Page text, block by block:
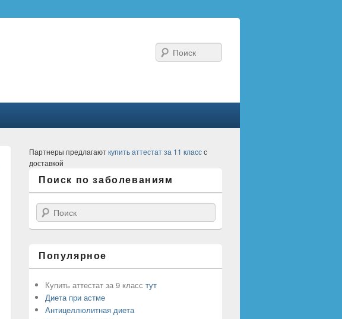
Партнеры предлагаюткупить аттестат за 11 классс
доставкой
Поиск по заболеваниям
Поиск
Популярное
Купить аттестат за 9 класс тут
Диета при астме
Антицеллюлитная диета